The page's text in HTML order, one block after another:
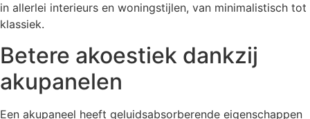
in allerlei interieurs en woningstijlen, van minimalistisch tot
klassiek.
Betere akoestiek dankzij
akupanelen
Een akupaneel heeft geluidsabsorberende eigenschappen